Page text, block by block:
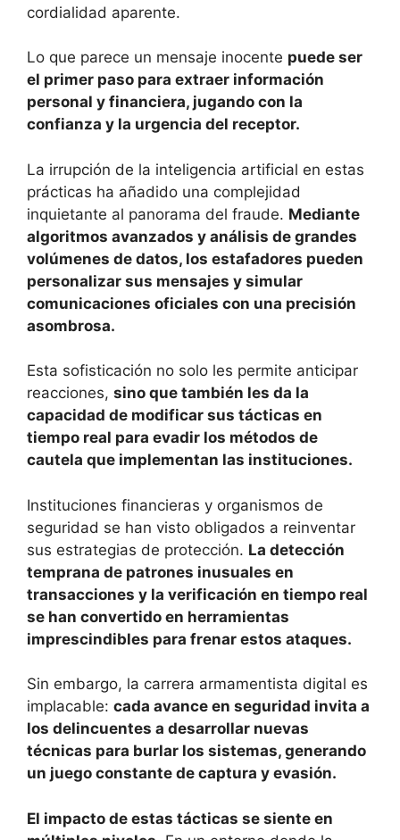
cordialidad aparente.
Lo que parece un mensaje inocente puede ser
el primer paso para extraer información
personal y financiera, jugando con la
confianza y la urgencia del receptor.
La irrupción de la inteligencia artificial en estas
prácticas ha añadido una complejidad
inquietante al panorama del fraude. Mediante
algoritmos avanzados y análisis de grandes
volúmenes de datos, los estafadores pueden
personalizar sus mensajes y simular
comunicaciones oficiales con una precisión
asombrosa.
Esta sofisticación no solo les permite anticipar
reacciones, sino que también les da la
capacidad de modificar sus tácticas en
tiempo real para evadir los métodos de
cautela que implementan las instituciones.
Instituciones financieras y organismos de
seguridad se han visto obligados a reinventar
sus estrategias de protección. La detección
temprana de patrones inusuales en
transacciones y la verificación en tiempo real
se han convertido en herramientas
imprescindibles para frenar estos ataques.
Sin embargo, la carrera armamentista digital es
implacable: cada avance en seguridad invita a
los delincuentes a desarrollar nuevas
técnicas para burlar los sistemas, generando
un juego constante de captura y evasión.
El impacto de estas tácticas se siente en